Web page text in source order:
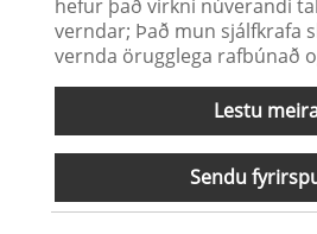
hefur það virkni núverandi
verndar; Það mun sjálfkrafa
vernda örugglega rafbúnað
Lestu
Sendu